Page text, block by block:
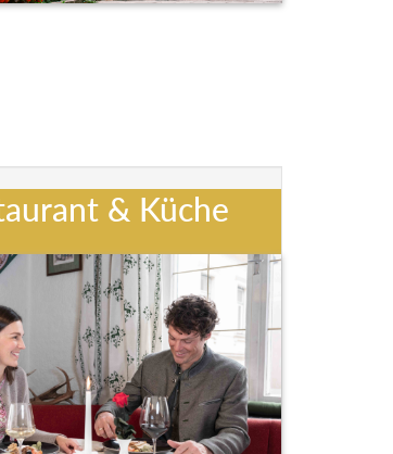
& Küche